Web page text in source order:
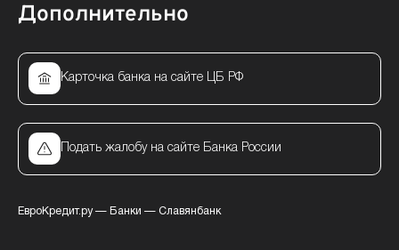
Дополнительно
Карточка банка на сайте ЦБ РФ
Подать жалобу на сайте Банка России
ЕвроКредит.ру— Банки — Славянбанк